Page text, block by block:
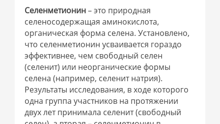
Селенметионин– это природная
селеносодержащая аминокислота,
органическая форма селена. Установлено,
что селенметионин усваивается гораздо
эффективнее, чем свободный селен
(селенит) или неорганические формы
селена (например, селенит натрия).
Результаты исследования, в ходе которого
одна группа участников на протяжении
двух лет принимала селенит (свободный